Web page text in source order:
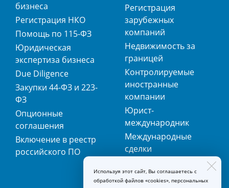
бизнеса
Регистрация НКО
Помощь по 115-ФЗ
Юридическая
экспертиза бизнеса
Due Diligence
Закупки 44-ФЗ и 223-
ФЗ
Опционные
соглашения
Включение в реестр
российского ПО
Регистрация
зарубежных
компаний
Недвижимость за
границей
Контролируемые
иностранные
компании
Юрист-
международник
Международные
сделки
регистрация
Используя этот сайт, Вы соглашаетесь с
обработкой файлов «cookies», персональных